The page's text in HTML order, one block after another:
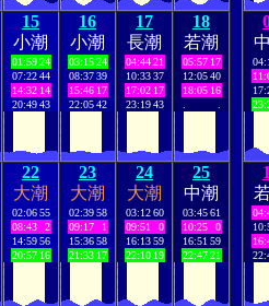
15
小潮
01:59 24
07:22 44
14:32 14
20:49 43
16
小潮
03:15 24
08:37 39
15:46 17
22:05 42
17
長潮
04:44 21
10:33 37
17:02 17
23:19 43
18
若潮
05:57 17
12:05 40
18:05 16
22
大潮
02:06 55
08:43
2
14:59 56
20:57 16
23
大潮
02:39 58
09:17
1
15:36 58
21:33 17
24
大潮
03:12 60
09:51
0
16:13 59
22:10 19
25
中潮
03:45 61
10:25
0
16:51 59
22:47 21